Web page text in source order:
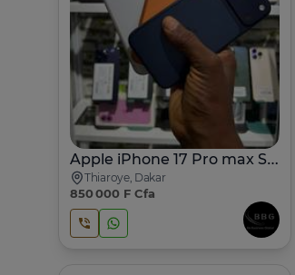
Apple iPhone 17 Pro max Silver Orange Bleu
Thiaroye, Dakar
850 000 F Cfa